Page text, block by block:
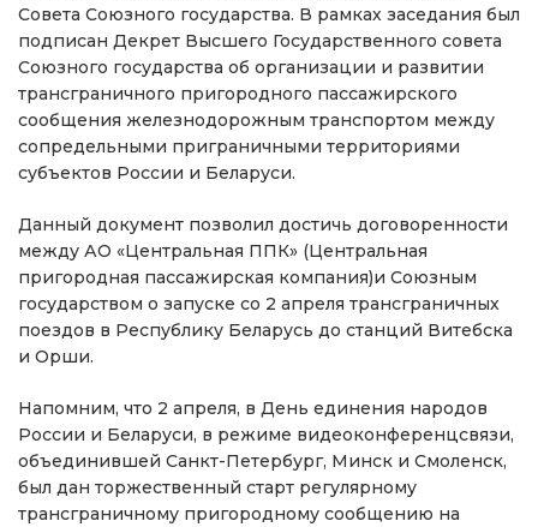
Совета Союзного государства. В рамках заседания был
подписан Декрет Высшего Государственного совета
Союзного государства об организации и развитии
трансграничного пригородного пассажирского
сообщения железнодорожным транспортом между
сопредельными приграничными территориями
субъектов России и Беларуси.
Данный документ позволил достичь договоренности
между АО «Центральная ППК» (Центральная
пригородная пассажирская компания)и Союзным
государством о запуске со 2 апреля трансграничных
поездов в Республику Беларусь до станций Витебска
и Орши.
Напомним, что 2 апреля, в День единения народов
России и Беларуси, в режиме видеоконференцсвязи,
объединившей Санкт-Петербург, Минск и Смоленск,
был дан торжественный старт регулярному
трансграничному пригородному сообщению на